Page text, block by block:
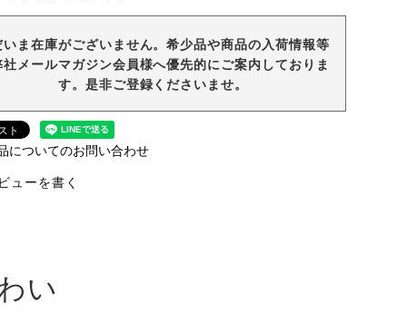
いま在庫がございません。希少品や商品の入荷情報等
社メールマガジン会員様へ優先的にご案内しておりま
す。是非ご登録くださいませ。
についてのお問い合わせ
ューを書く
い